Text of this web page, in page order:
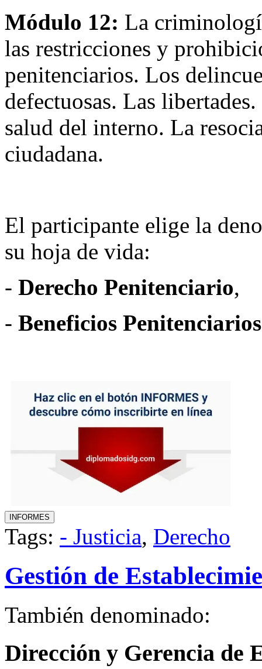
Módulo 12: La
las restricciones y
penitenciarios. Los
defectuosas. Las
salud del interno. La
ciudadana.
El participante elige la
su hoja de vida:
- Derecho Penitenciario,
- Beneficios Penitenciarios
Tags: - Justicia, Derecho
Gestión de
También denominado:
Dirección y Gerencia de